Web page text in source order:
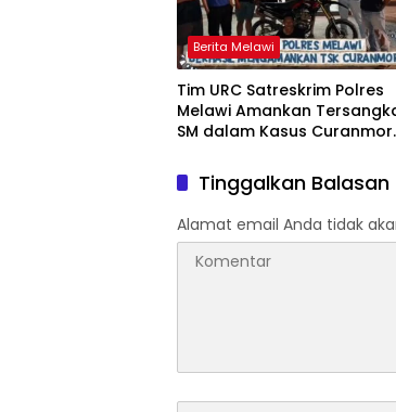
Berita Melawi
Tim URC Satreskrim Polres
Melawi Amankan
SM dalam Kasus Curanmor
Tinggalkan Balasan
Alamat email Anda tidak